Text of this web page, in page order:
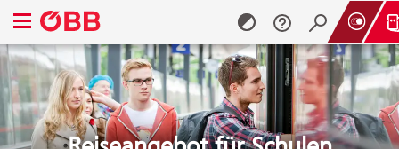
Zum Inhalt springen (Alt + 0)
Zum Menü springen (Alt + 1)
Navigationsmenü öffnen